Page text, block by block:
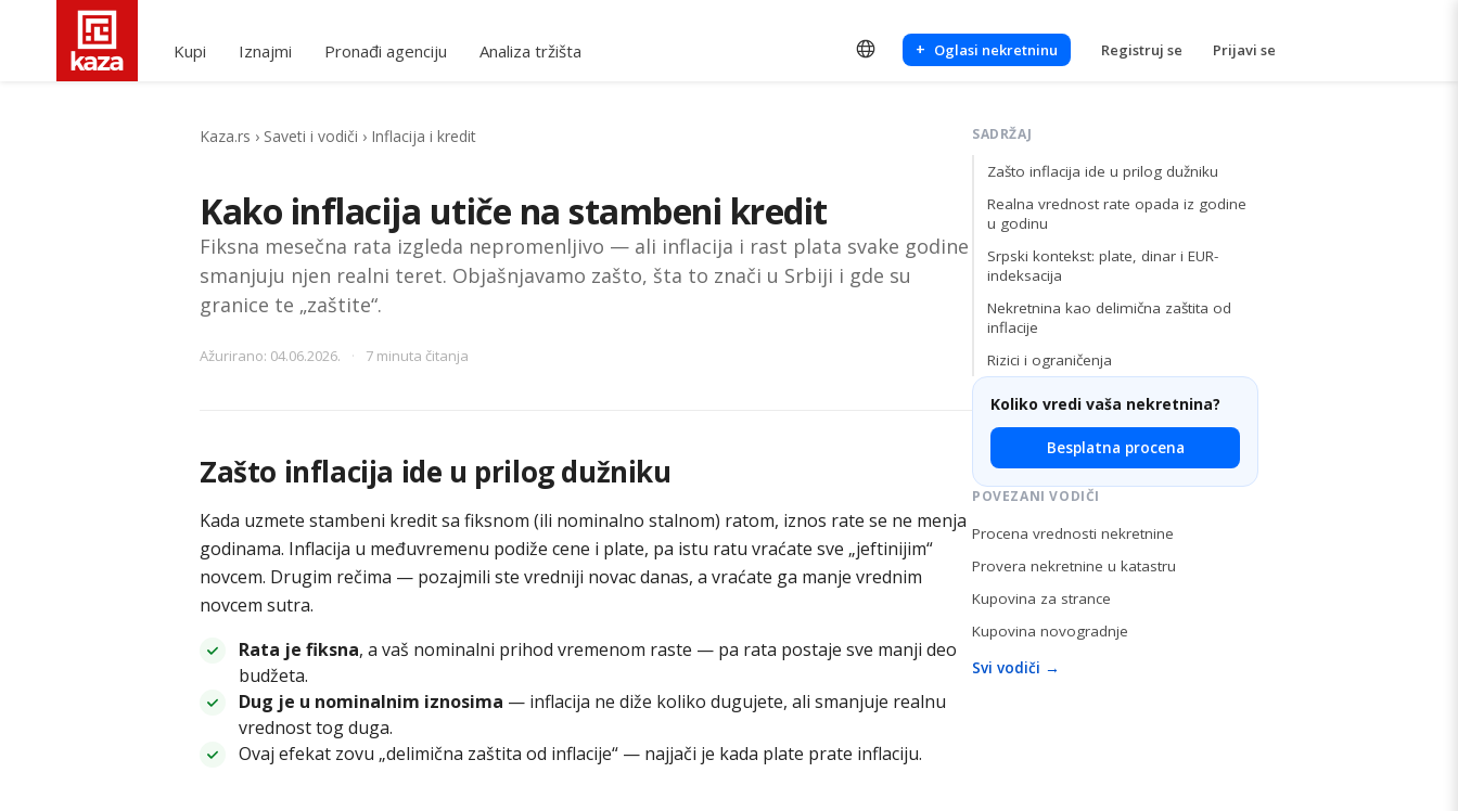
Kupi Iznajmi Pronađi agenciju Analiza tržišta + Oglasi nekretninu Registruj se Prijavi se
Kaza.rs › Saveti i vodiči › Inflacija i kredit
Kako inflacija utiče na stambeni kredit
Fiksna mesečna rata izgleda nepromenljivo — ali inflacija i rast plata svake godine
smanjuju njen realni teret. Objašnjavamo zašto, šta to znači u Srbiji i gde su
granice te „zaštite“.
Ažurirano: 04.06.2026. · 7 minuta čitanja
Zašto inflacija ide u prilog dužniku
Kada uzmete stambeni kredit sa fiksnom (ili nominalno stalnom) ratom, iznos rate se ne menja
godinama. Inflacija u međuvremenu podiže cene i plate, pa istu ratu vraćate sve „jeftinijim“
novcem. Drugim rečima — pozajmili ste vredniji novac danas, a vraćate ga manje vrednim
novcem sutra.
Rata je fiksna, a vaš nominalni prihod vremenom raste — pa rata postaje sve manji deo
budžeta.
Dug je u nominalnim iznosima — inflacija ne diže koliko dugujete, ali smanjuje realnu
vrednost tog duga.
Ovaj efekat zovu „delimična zaštita od inflacije“ — najjači je kada plate prate inflaciju.
SADRŽAJ
Zašto inflacija ide u prilog dužniku
Realna vrednost rate opada iz godine
u godinu
Srpski kontekst: plate, dinar i EUR-
indeksacija
Nekretnina kao delimična zaštita od
inflacije
Rizici i ograničenja
Koliko vredi vaša nekretnina?
Besplatna procena
POVEZANI VODIČI
Procena vrednosti nekretnine
Provera nekretnine u katastru
Kupovina za strance
Kupovina novogradnje
Svi vodiči →